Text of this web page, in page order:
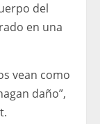
del
en una
vean como
daño”,